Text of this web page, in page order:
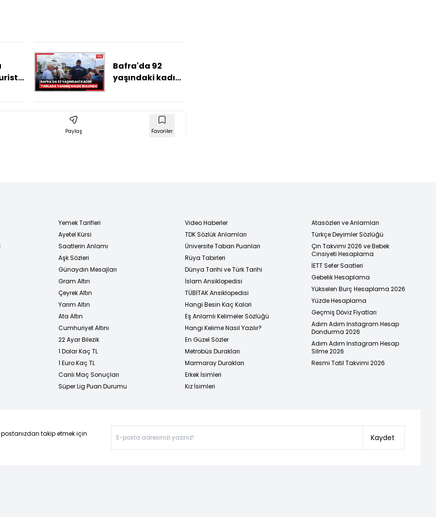
Bafra'da 92
yaşındaki kadın
halde bulundu
Paylaş Favoriler
Yemek Tarifleri
Ayetel Kürsi
Saatlerin Anlamı
Aşk Sözleri
Günaydın Mesajları
Gram Altın
Çeyrek Altın
Yarım Altın
Ata Altın
Cumhuriyet Altını
22 Ayar Bilezik
1 Dolar Kaç TL
1 Euro Kaç TL
Canlı Maç Sonuçları
Süper Lig Puan Durumu
Video Haberler
TDK Sözlük Anlamları
Üniversite Taban Puanları
Rüya Tabirleri
Dünya Tarihi ve Türk Tarihi
İslam Ansiklopedisi
TÜBİTAK Ansiklopedisi
Hangi Besin Kaç Kalori
Eş Anlamlı Kelimeler Sözlüğü
Hangi Kelime Nasıl Yazılır?
En Güzel Sözler
Metrobüs Durakları
Marmaray Durakları
Erkek İsimleri
Kız İsimleri
Atasözleri ve Anlamları
Türkçe Deyimler Sözlüğü
Çin Takvimi 2026 ve Bebek
Cinsiyeti Hesaplama
İETT Sefer Saatleri
Gebelik Hesaplama
Yükselen Burç Hesaplama 2026
Yüzde Hesaplama
Geçmiş Döviz Fiyatları
Adım Adım Instagram Hesap
Dondurma 2026
Adım Adım Instagram Hesap
Silme 2026
Resmi Tatil Takvimi 2026
takip etmek için
Kaydet